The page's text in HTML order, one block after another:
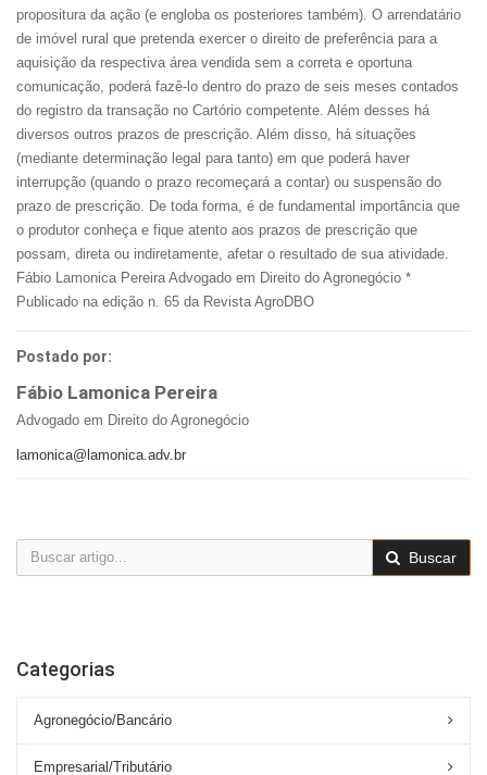
propositura da ação (e engloba os posteriores também). O arrendatário
de imóvel rural que pretenda exercer o direito de preferência para a
aquisição da respectiva área vendida sem a correta e oportuna
comunicação, poderá fazê-lo dentro do prazo de seis meses contados
do registro da transação no Cartório competente. Além desses há
diversos outros prazos de prescrição. Além disso, há situações
(mediante determinação legal para tanto) em que poderá haver
interrupção (quando o prazo recomeçará a contar) ou suspensão do
prazo de prescrição. De toda forma, é de fundamental importância que
o produtor conheça e fique atento aos prazos de prescrição que
possam, direta ou indiretamente, afetar o resultado de sua atividade.
Fábio Lamonica Pereira Advogado em Direito do Agronegócio *
Publicado na edição n. 65 da Revista AgroDBO
Postado por:
Fábio Lamonica Pereira
Advogado em Direito do Agronegócio
lamonica@lamonica.adv.br
Buscar
Categorias
Agronegócio/Bancário
Empresarial/Tributário